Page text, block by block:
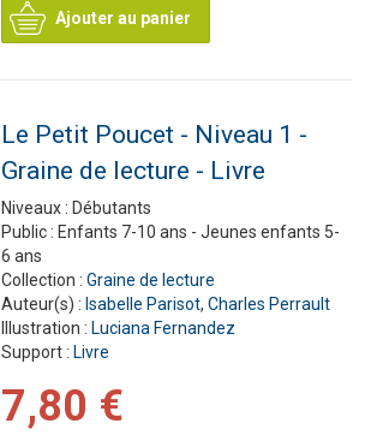
Ajouter au panier
Le Petit Poucet - Niveau 1 -
Graine de lecture - Livre
Niveaux : Débutants
Public : Enfants 7-10 ans - Jeunes enfants 5-
6 ans
Collection : Graine de lecture
Auteur(s) : Isabelle Parisot, Charles Perrault
Illustration : Luciana Fernandez
Support : Livre
7,80 €